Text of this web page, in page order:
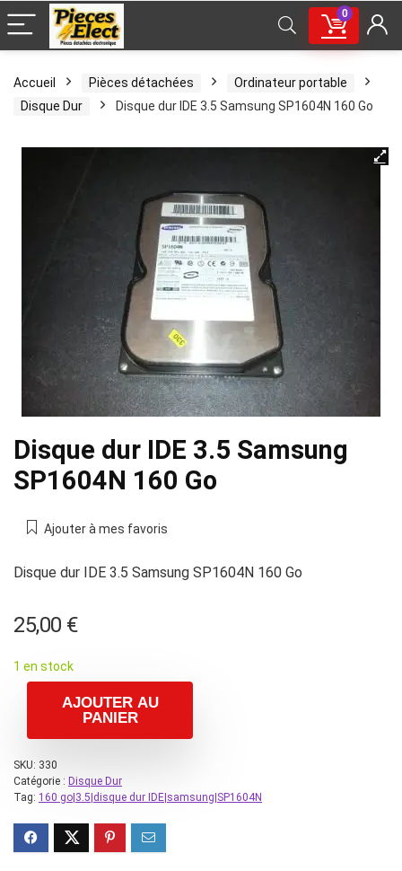
0
Accueil Pièces détachées
Ordinateur portable
Disque Dur
Disque dur IDE 3.5 Samsung SP1604N 160 Go
Disque dur IDE 3.5 Samsung
SP1604N 160 Go
Ajouter à mes favoris
Disque dur IDE 3.5 Samsung SP1604N 160 Go
25,00 €
1 en stock
AJOUTER AU
PANIER
SKU: 330
Catégorie : Disque Dur
Tag: 160 go|3.5|disque dur IDE|samsung|SP1604N